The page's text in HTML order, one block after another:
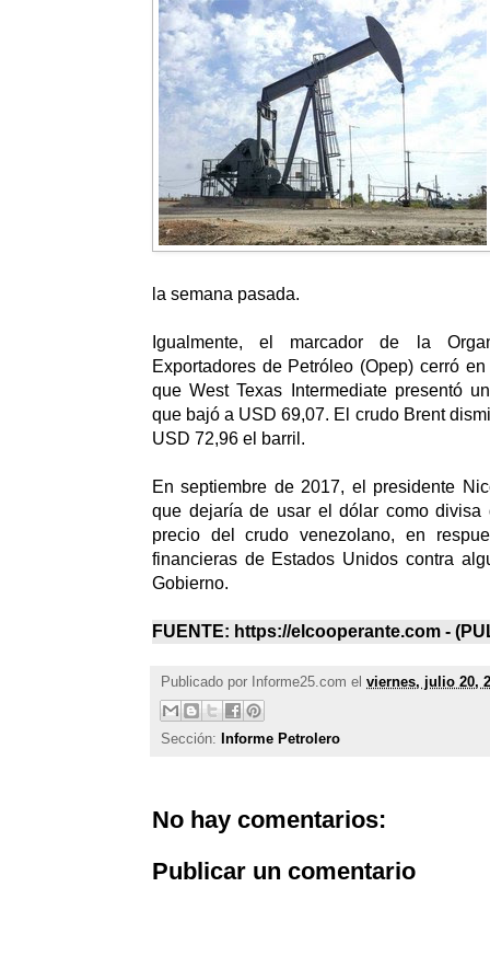
la semana pasada.
Igualmente, el marcador de la
Exportadores de Petróleo (Opep) cerró
que West Texas Intermediate presentó
que bajó a USD 69,07. El crudo Brent
USD 72,96 el barril.
En septiembre de 2017, el presidente
que dejaría de usar el dólar como divisa
precio del crudo venezolano, en
financieras de Estados Unidos contra
Gobierno.
FUENTE: https://elcooperante.com - (
Publicado por Informe25.com el viernes, julio 20,
Sección: Informe Petrolero
No hay comentarios:
Publicar un comentario